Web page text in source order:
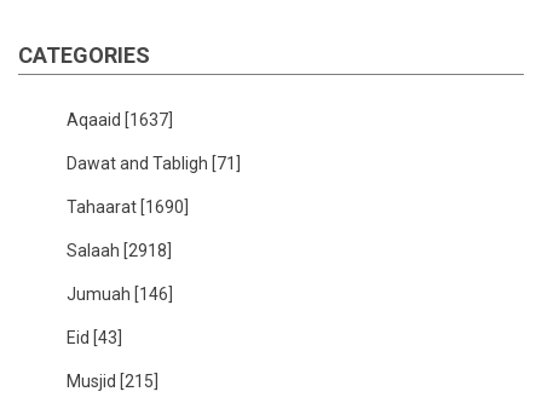
CATEGORIES
Aqaaid [1637]
Dawat and Tabligh [71]
Tahaarat [1690]
Salaah [2918]
Jumuah [146]
Eid [43]
Musjid [215]